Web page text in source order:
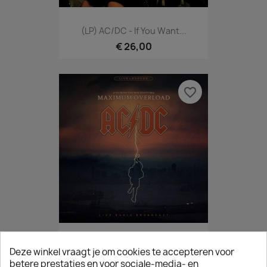
(LP) AC/DC - If You Want...
€ 26,00
€ 22,50
favorite_border
Deze winkel vraagt je om cookies te accepteren voor
betere prestaties en voor sociale-media- en